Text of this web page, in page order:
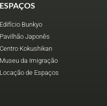
ESPAÇOS
Edifício Bunkyo
Pavilhão Japonês
Centro Kokushikan
Museu da Imigração
Locação de Espaços